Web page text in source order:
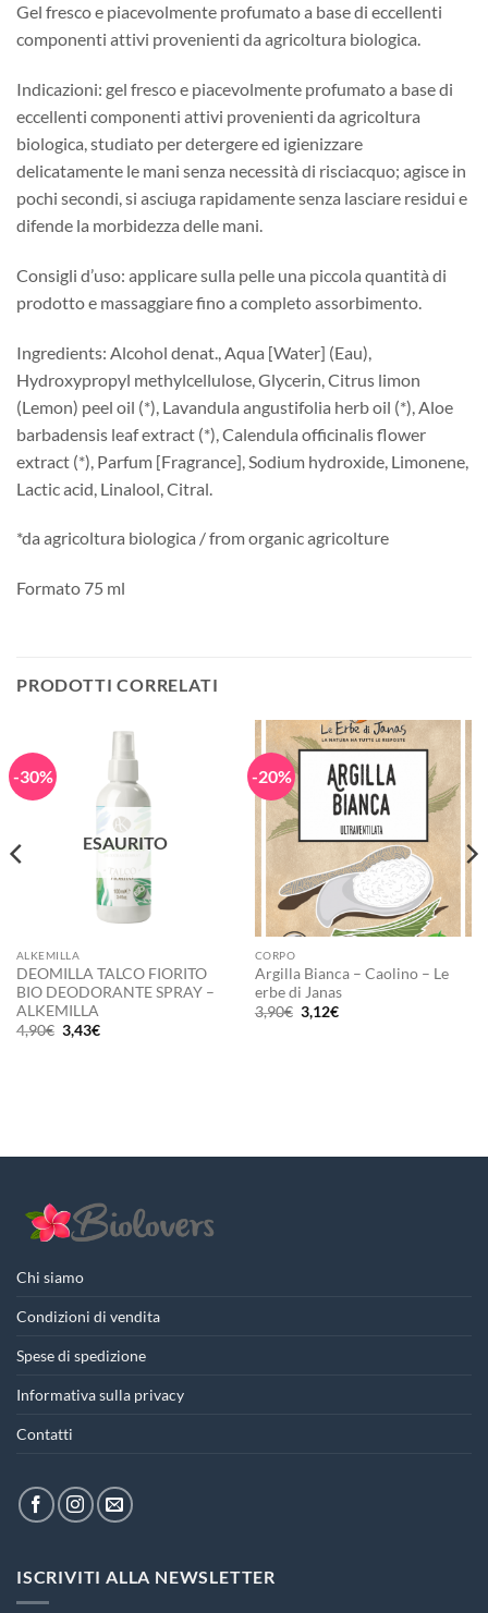
Gel fresco e piacevolmente profumato a base di eccellenti
componenti attivi provenienti da agricoltura biologica.
Indicazioni: gel fresco e piacevolmente profumato a base di
eccellenti componenti attivi provenienti da agricoltura
biologica, studiato per detergere ed igienizzare
delicatamente le mani senza necessità di risciacquo; agisce in
pochi secondi, si asciuga rapidamente senza lasciare residui e
difende la morbidezza delle mani.
Consigli d’uso: applicare sulla pelle una piccola quantità di
prodotto e massaggiare fino a completo assorbimento.
Ingredients: Alcohol denat., Aqua [Water] (Eau),
Hydroxypropyl methylcellulose, Glycerin, Citrus limon
(Lemon) peel oil (*), Lavandula angustifolia herb oil (*), Aloe
barbadensis leaf extract (*), Calendula officinalis flower
extract (*), Parfum [Fragrance], Sodium hydroxide, Limonene,
Lactic acid, Linalool, Citral.
*da agricoltura biologica / from organic agricolture
Formato 75 ml
PRODOTTI CORRELATI
-30%
ESAURITO
ALKEMILLA
DEOMILLA TALCO FIORITO
BIO DEODORANTE SPRAY –
ALKEMILLA
4,90€ Il
prezzo
3,43€Il
-20%
CORPO
Argilla Bianca – Caolino – Le
erbe di Janas
3,90€ Il
prezzo
3,12€Il
Chi siamo
Condizioni di vendita
Spese di spedizione
Informativa sulla privacy
Contatti
ISCRIVITI ALLA NEWSLETTER